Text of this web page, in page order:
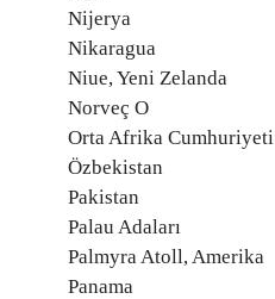
Nijerya
Nikaragua
Niue, Yeni Zelanda
Norveç O
Orta Afrika Cumhuriyeti
Özbekistan
Pakistan
Palau Adaları
Palmyra Atoll, Amerika
Panama